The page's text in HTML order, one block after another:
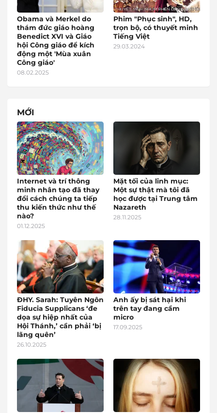
Obama và Merkel do
thám đức giáo hoàng
Benedict XVI và Giáo
hội Công giáo để kích
động một 'Mùa xuân
Công giáo'
08.02.2025
Phim "Phục sinh", HD,
trọn bộ, có thuyết minh
Tiếng Việt
29.03.2024
MỚI
Internet và trí thông
minh nhân tạo đã thay
đổi cách chúng ta tiếp
thu kiến thức như thế
nào?
01.12.2025
Mặt tối của linh mục:
Một sự thật mà tôi đã
học được tại Trung tâm
Nazareth
28.11.2025
ĐHY. Sarah: Tuyên Ngôn
Fiducia Supplicans ‘đe
dọa sự hiệp nhất của
Hội Thánh,’ cần phải ‘bị
lãng quên’
26.10.2025
Anh ấy bị sát hại khi
trên tay đang cầm
micro
17.09.2025